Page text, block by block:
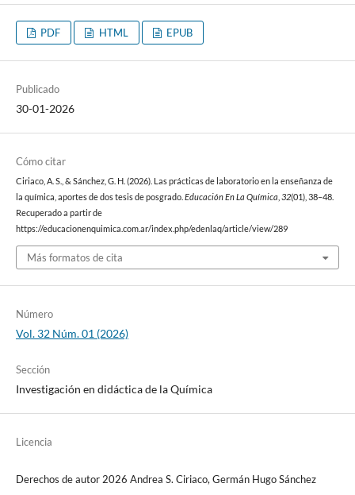
PDF HTML EPUB
Publicado
30-01-2026
Cómo citar
Ciriaco, A. S., & Sánchez, G. H. (2026). Las prácticas de laboratorio en la enseñanza de
la química, aportes de dos tesis de posgrado. Educación En La Química 32(01), 38–48.
Recuperado a partir de
https://educacionenquimica.com.ar/index.php/edenlaq/article/view/289
Más formatos de cita
Número
Vol. 32 Núm. 01 (2026)
Sección
Investigación en didáctica de la Química
Licencia
Derechos de autor 2026 Andrea S. Ciriaco, Germán Hugo Sánchez